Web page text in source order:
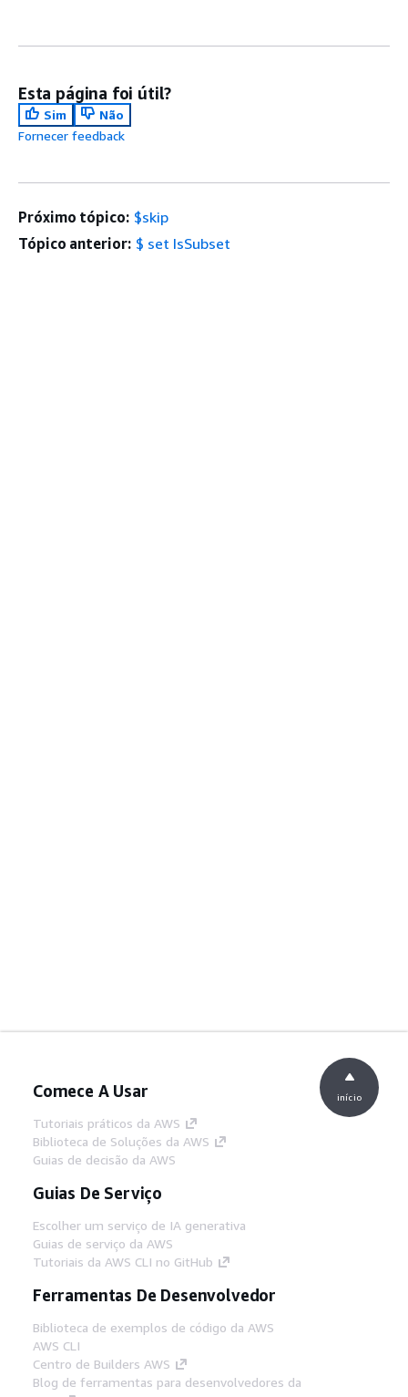
Esta página foi útil?
Sim
Não
Fornecer feedback
Próximo tópico: $skip
Tópico anterior: $ set IsSubset
Comece A Usar
Tutoriais práticos da AWS
Biblioteca de Soluções da AWS
Guias de decisão da AWS
Guias De Serviço
Escolher um serviço de IA generativa
Guias de serviço da AWS
Tutoriais da AWS CLI no GitHub
Ferramentas De Desenvolvedor
Biblioteca de exemplos de código da AWS
AWS CLI
Centro de Builders AWS
Blog de ferramentas para desenvolvedores da
início